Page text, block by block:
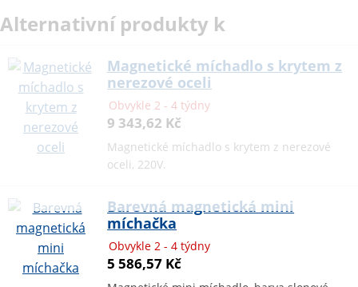
Alternativní produkty k
Magnetické míchadlo s krytem z
nerezové oceli
Obvykle 2 - 4 týdny
9 343,62 Kč
Magnetické míchadlo s krytem z nerezové
oceli, 220V.
Barevná magnetická mini
míchačka
Obvykle 2 - 4 týdny
5 586,57 Kč